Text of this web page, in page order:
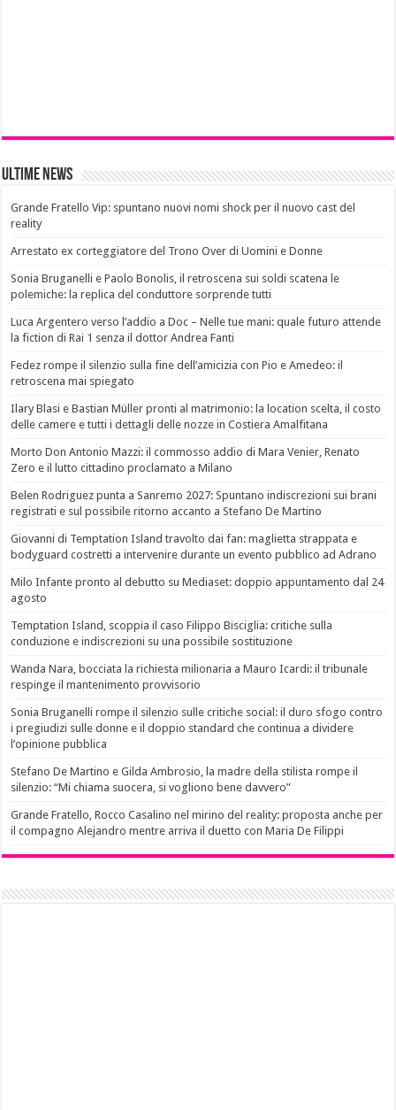
Ultime News
Grande Fratello Vip: spuntano nuovi nomi shock per il nuovo cast del
reality
Arrestato ex corteggiatore del Trono Over di Uomini e Donne
Sonia Bruganelli e Paolo Bonolis, il retroscena sui soldi scatena le
polemiche: la replica del conduttore sorprende tutti
Luca Argentero verso l’addio a Doc – Nelle tue mani: quale futuro attende
la fiction di Rai 1 senza il dottor Andrea Fanti
Fedez rompe il silenzio sulla fine dell’amicizia con Pio e Amedeo: il
retroscena mai spiegato
Ilary Blasi e Bastian Müller pronti al matrimonio: la location scelta, il costo
delle camere e tutti i dettagli delle nozze in Costiera Amalfitana
Morto Don Antonio Mazzi: il commosso addio di Mara Venier, Renato
Zero e il lutto cittadino proclamato a Milano
Belen Rodriguez punta a Sanremo 2027: Spuntano indiscrezioni sui brani
registrati e sul possibile ritorno accanto a Stefano De Martino
Giovanni di Temptation Island travolto dai fan: maglietta strappata e
bodyguard costretti a intervenire durante un evento pubblico ad Adrano
Milo Infante pronto al debutto su Mediaset: doppio appuntamento dal 24
agosto
Temptation Island, scoppia il caso Filippo Bisciglia: critiche sulla
conduzione e indiscrezioni su una possibile sostituzione
Wanda Nara, bocciata la richiesta milionaria a Mauro Icardi: il tribunale
respinge il mantenimento provvisorio
Sonia Bruganelli rompe il silenzio sulle critiche social: il duro sfogo contro
i pregiudizi sulle donne e il doppio standard che continua a dividere
l’opinione pubblica
Stefano De Martino e Gilda Ambrosio, la madre della stilista rompe il
silenzio: “Mi chiama suocera, si vogliono bene davvero”
Grande Fratello, Rocco Casalino nel mirino del reality: proposta anche per
il compagno Alejandro mentre arriva il duetto con Maria De Filippi